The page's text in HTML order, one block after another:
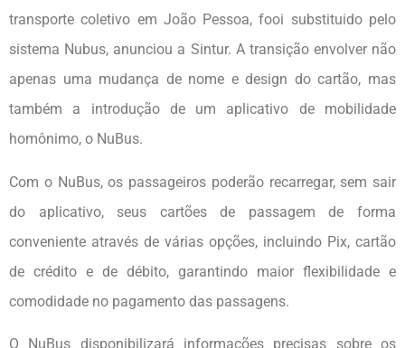
transporte coletivo em João Pessoa, fooi substituido pelo
sistema Nubus, anunciou a Sintur. A transição envolver não
apenas uma mudança de nome e design do cartão, mas
também a introdução de um aplicativo de mobilidade
homônimo, o NuBus.
Com o NuBus, os passageiros poderão recarregar, sem sair
do aplicativo, seus cartões de passagem de forma
conveniente através de várias opções, incluindo Pix, cartão
de crédito e de débito, garantindo maior flexibilidade e
comodidade no pagamento das passagens.
O NuBus disponibilizará informações precisas sobre os